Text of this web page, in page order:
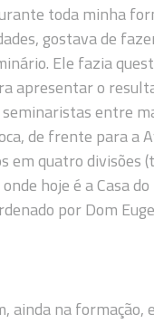
toda minha
gostava de
Ele fazia
apresentar o
entre
de frente para a
em quatro divisões
hoje é a Casa
por Dom
ainda na formação,